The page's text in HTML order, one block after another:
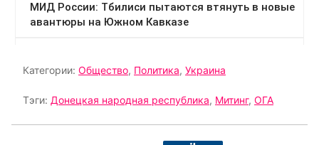
Категории: Общество, Политика, Украина
Тэги: Донецкая народная республика, Митинг, ОГА